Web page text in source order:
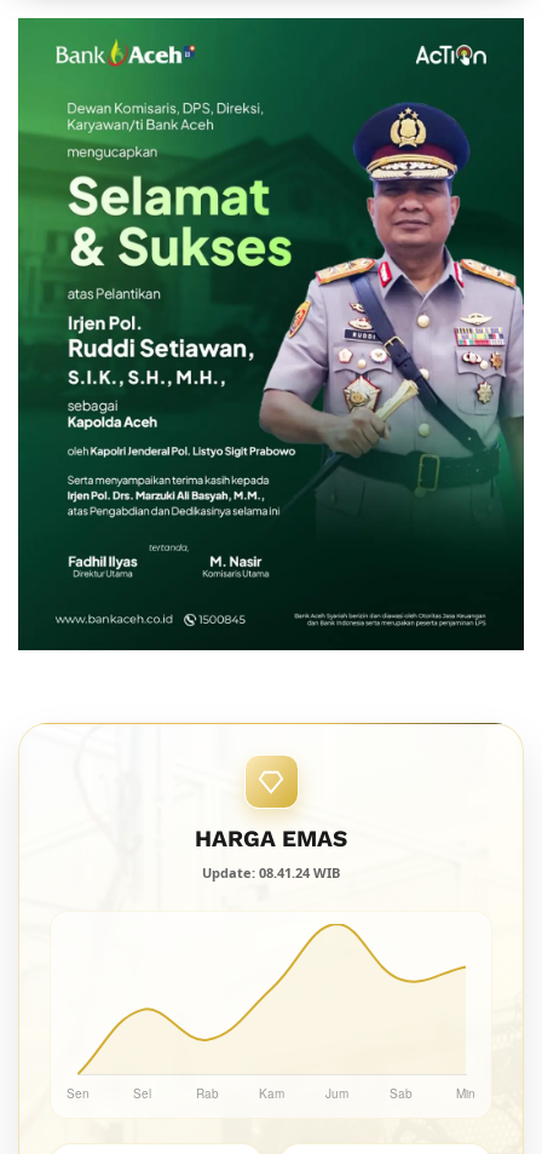
HARGA EMAS
Update: 08.41.24 WIB